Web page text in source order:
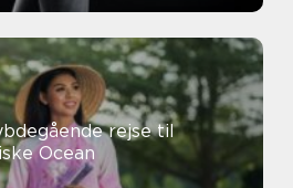
rejse til
Ocean